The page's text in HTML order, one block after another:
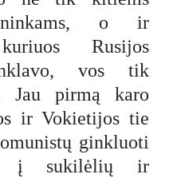
o ir
Rusijos
vos tik
Jau pirmą karo
ir Vokietijos tie
ginkluoti
į sukilėlių ir